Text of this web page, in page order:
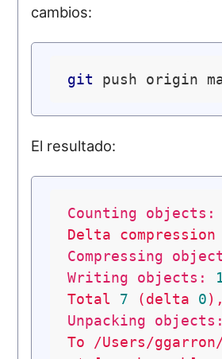
cambios:
git
El resultado:
Counting objects:
Delta
compression
Compressing
Writing objects:
Total
7 (delta 0),
Unpacking objects:
To
/Users/